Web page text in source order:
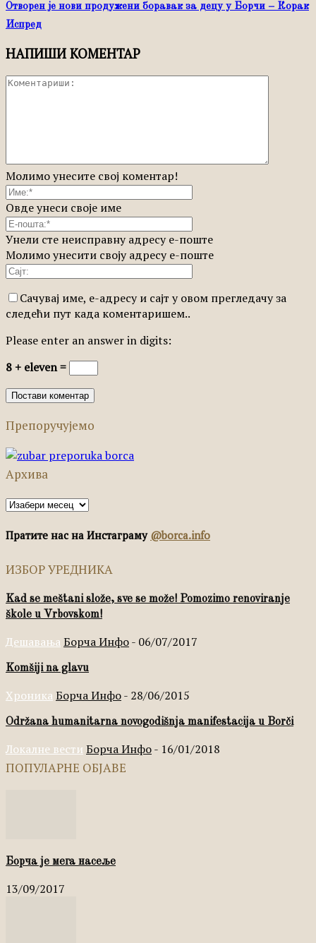
Отворен је нови продужени боравак за децу у Борчи – Корак
Испред
НАПИШИ КОМЕНТАР
Молимо унесите свој коментар!
Овде унеси своје име
Унели сте неисправну адресу е-поште
Молимо унесити своју адресу е-поште
Сачувај име, е-адресу и сајт у овом прегледачу за
следећи пут када коментаришем..
Please enter an answer in digits:
8 + eleven =
Препоручујемо
Архива
Архива
Пратите нас на Инстаграму @borca.info
ИЗБОР УРЕДНИКА
Kad se meštani slože, sve se može! Pomozimo renoviranje
škole u Vrbovskom!
ДешавањаБорча Инфо- 06/07/2017
Komšiji na glavu
ХроникаБорча Инфо- 28/06/2015
Održana humanitarna novogodišnja manifestacija u Borči
Локалне вести Борча Инфо- 16/01/2018
ПОПУЛАРНЕ ОБЈАВЕ
Борча је мега насеље
13/09/2017